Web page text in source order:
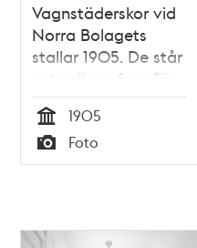
Vagnstäderskor vid
Norra Bolagets
stallar 1905. De står
antagligen framför
de nya hallar som
uppfördes 1905 på
Roslagsgatan, i kv.
Provisorn
Tid
1905
Typ
Foto